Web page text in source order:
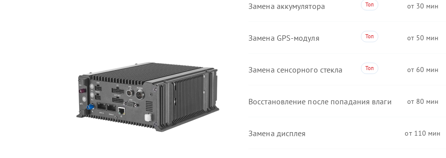
Замена аккумулятора 30
Замена GPS-модуля 50
Замена сенсорного стекла 60
Восстановление после попадания влаги 80
Замена дисплея 110